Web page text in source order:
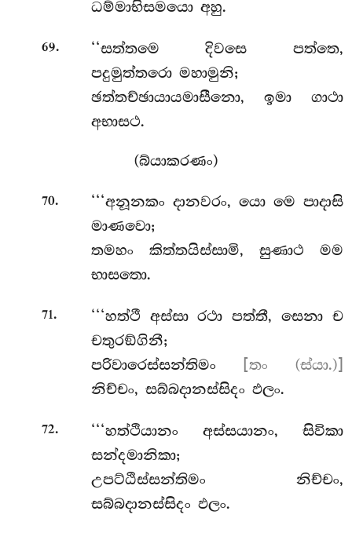
ධම්මාභිසමයො අහු.
69.
‘‘සත්තමෙ දිවසෙ පත්තෙ,
පදුමුත්තරො මහාමුනි;
ඡත්තච්ඡායායමාසීනො, ඉමා ගාථා
අභාසථ.
(බ්යාකරණං)
70.
‘‘‘අනූනකං දානවරං, යො මෙ පාදාසි
මාණවො;
තමහං කිත්තයිස්සාමි, සුණාථ මම
භාසතො.
71. ‘‘‘හත්ථී අස්සා රථා පත්තී, සෙනා ච
චතුරඞ්ගිනී;
පරිවාරෙස්සන්තිමං
[තං (ස්යා.)]
නිච්චං, සබ්බදානස්සිදං ඵලං.
72.
‘‘‘හත්ථියානං අස්සයානං, සිවිකා
සන්දමානිකා;
උපට්ඨිස්සන්තිමං නිච්චං,
සබ්බදානස්සිදං ඵලං.